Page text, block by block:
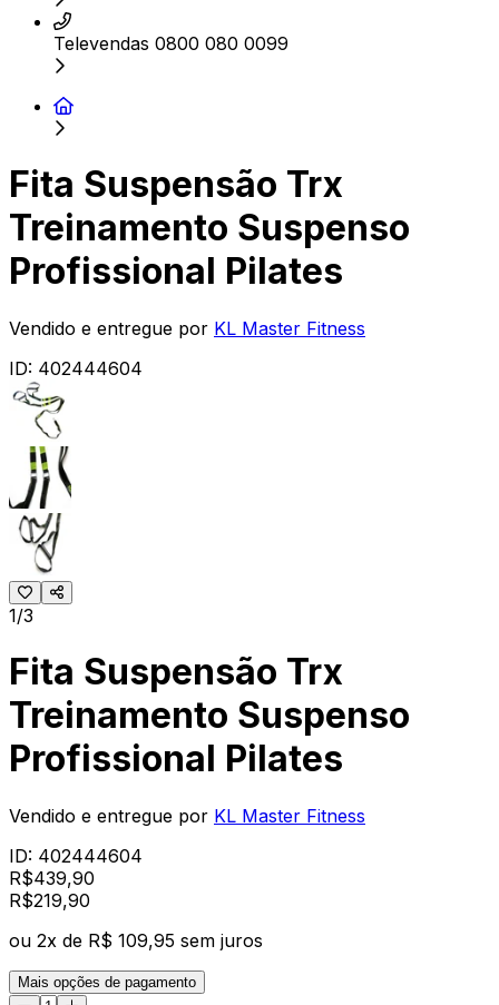
Televendas 0800 080 0099
Fita Suspensão Trx
Treinamento Suspenso
Profissional Pilates
Vendido e entregue por KL Master Fitness
ID: 402444604
1/3
Fita Suspensão Trx
Treinamento Suspenso
Profissional Pilates
Vendido e entregue por KL Master Fitness
ID: 402444604
R$439,90
R$219,90
ou 2x de R$ 109,95 sem juros
Mais opções de pagamento